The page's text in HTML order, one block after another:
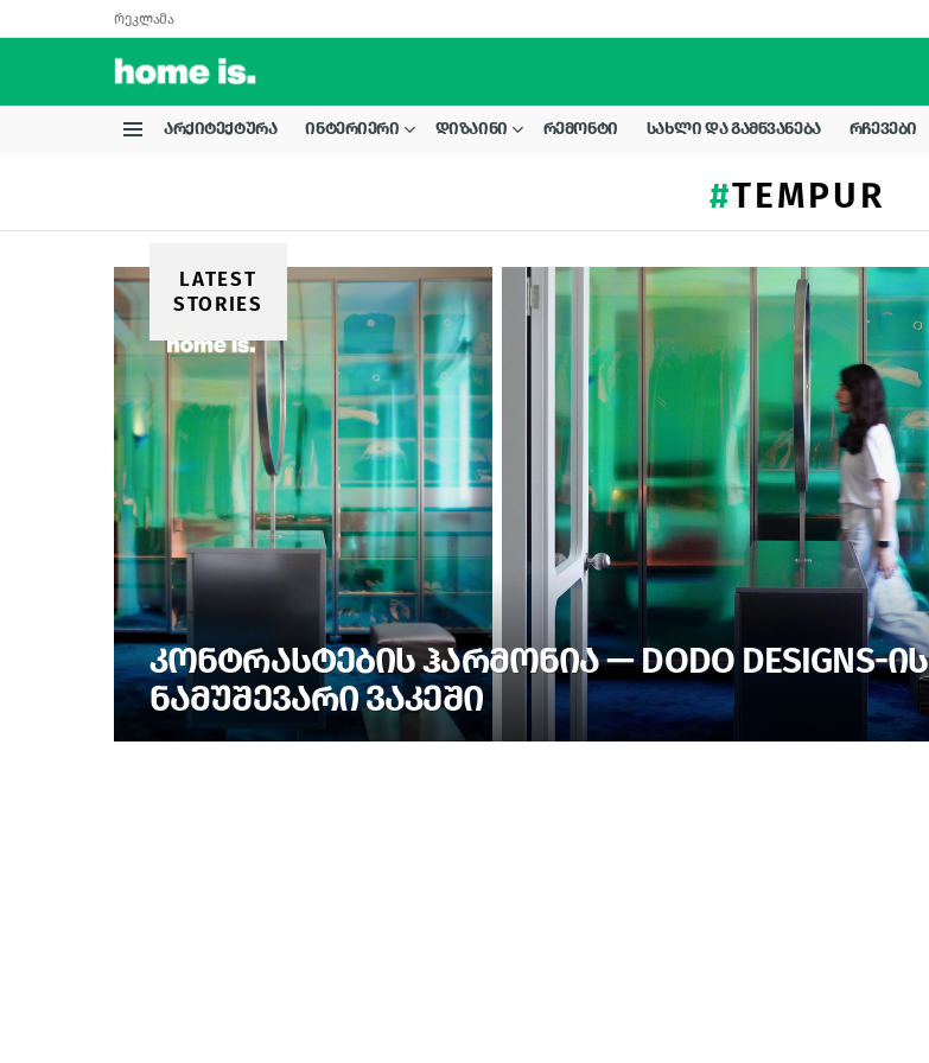
რეკლამა
ᲐᲠᲥᲘᲢᲔᲥᲢᲣᲠᲐ ᲘᲜᲢᲔᲠᲘᲔᲠᲘ ᲓᲘᲖᲐᲘᲜᲘ ᲠᲔᲛᲝᲜᲢᲘ ᲡᲐᲮᲚᲘ ᲓᲐ ᲒᲐᲛᲬᲕᲐᲜᲔᲑᲐ ᲠᲩᲔᲕᲔᲑᲘ
TEMPUR
LATEST
STORIES
ᲙᲝᲜᲢᲠᲐᲡᲢᲔᲑᲘᲡ ᲰᲐᲠᲛᲝᲜᲘᲐ — DODO DESIGNS-ᲘᲡ
ᲜᲐᲛᲣᲨᲔᲕᲐᲠᲘ ᲕᲐᲙᲔᲨᲘ